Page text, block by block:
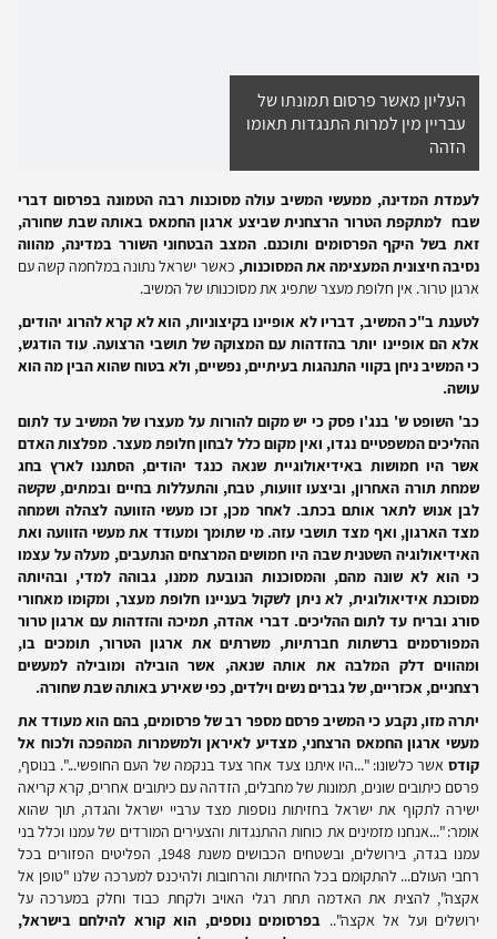
העליון מאשר פרסום תמונתו של
עבריין מין למרות התנגדות תאומו
הזהה
לעמדת המדינה, ממעשי המשיב עולה מסוכנות רבה הטמונה בפרסום דברי
שבח למתקפת הטרור הרצחנית שביצע ארגון החמאס באותה שבת שחורה,
זאת בשל היקף הפרסומים ותוכנם. המצב הבטחוני השורר במדינה, מהווה
נסיבה חיצונית המעצימה את המסוכנות, כאשר ישראל נתונה במלחמה קשה עם
ארגון טרור. אין חלופת מעצר שתפיג את מסוכנותו של המשיב.
לטענת ב"כ המשיב, דבריו לא אופיינו בקיצוניות, הוא לא קרא להרוג יהודים,
אלא הם אופיינו יותר בהזדהות עם המצוקה של תושבי הרצועה. עוד הודגש,
כי המשיב ניחן בקווי התנהגות בעיתיים, נפשיים, ולא בטוח שהוא הבין מה הוא
עושה.
כב' השופט ש' בנג'ו פסק כי יש מקום להורות על מעצרו של המשיב עד לתום
ההליכים המשפטיים נגדו, ואין מקום כלל לבחון חלופת מעצר. מפלצות האדם
אשר היו חמושות באידיאולוגיית שנאה כנגד יהודים, הסתננו לארץ בחג
שמחת תורה האחרון, וביצעו זוועות, טבח, והתעללות בחיים ובמתים, שקשה
לבן אנוש לתאר אותם בכתב. לאחר מכן, זכו מעשי הזוועה לצהלה ושמחה
מצד הארגון, ואף מצד תושבי עזה. מי שתומך ומעודד את מעשי הזוועה ואת
האידיאולוגיה השטנית שבה היו חמושים המרצחים הנתעבים, מעלה על עצמו
כי הוא לא שונה מהם, והמסוכנות הנובעת ממנו, גבוהה למדי, ובהיותה
מסוכנת אידיאולוגית, לא ניתן לשקול בעניינו חלופת מעצר, ומקומו מאחורי
סורג ובריח עד לתום ההליכים. דברי אהדה, תמיכה והזדהות עם ארגון טרור
המפורסמים ברשתות חברתיות, משרתים את ארגון הטרור, תומכים בו,
ומהווים דלק המלבה את אותה שנאה, אשר הובילה ומובילה למעשים
רצחניים, אכזריים, של גברים נשים וילדים, כפי שאירע באותה שבת שחורה.
יתרה מזו, נקבע כי המשיב פרסם מספר רב של פרסומים, בהם הוא מעודד את
מעשי ארגון החמאס הרצחני, מצדיע לאיראן ולמשמרות המהפכה ולכוח אל
קודס אשר כלשונו: "...היו איתנו צעד אחר צעד בנקמה של העם החופשי...". בנוסף,
פרסם כיתובים שונים, תמונות של מחבלים, הזדהה עם כיתובים אחרים, קרא קריאה
ישירה לתקוף את ישראל בחזיתות נוספות מצד ערביי ישראל והגדה, תוך שהוא
אומר: "...אנחנו מזמינים את כוחות ההתנגדות והצעירים המורדים של עמנו וכלל בני
עמנו בגדה, בירושלים, ובשטחים הכבושים משנת 1948, הפליטים הפזורים בכל
רחבי העולם... להתקומם בכל החזיתות והרחובות ולהיכנס למערכה שלנו "טופן אל
אקצה", להצית את האדמה תחת רגלי האויב ולקחת כבוד וחלק במערכה על
ירושלים ועל אל אקצה".. בפרסומים נוספים, הוא קורא להילחם בישראל,